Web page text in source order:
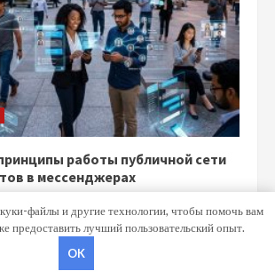
работы публичной сети
в мессенджерах
защищены.
файлы и другие технологии, чтобы помочь вам
предоставить лучший пользовательский опыт.
OK